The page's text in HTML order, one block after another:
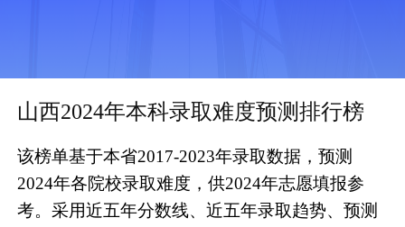
山西2024年本科录取难度预测排行榜
该榜单基于本省2017-2023年录取数据，预测
2024年各院校录取难度，供2024年志愿填报参
考。采用近五年分数线、近五年录取趋势、预测